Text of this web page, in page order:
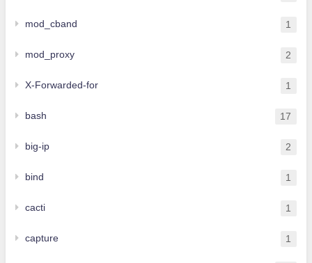
mod_cband 1
mod_proxy 2
X-Forwarded-for 1
bash 17
big-ip 2
bind 1
cacti 1
capture 1